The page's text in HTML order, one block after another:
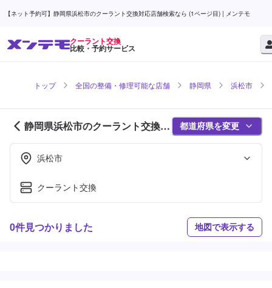
【ネット予約可】静岡県浜松市のクーラント交換対応店舗検索なら (1ページ目) | メンテモ
クーラント交換
比較・予約サービス
トップ 全国の整備・修理可能な店舗 静岡県 浜松市
静岡県浜松市のクーラント交換対
応店舗紹介 (1ページ目)
都道府県を変更
浜松市
クーラント交換
0件見つかりました 地図で表示する